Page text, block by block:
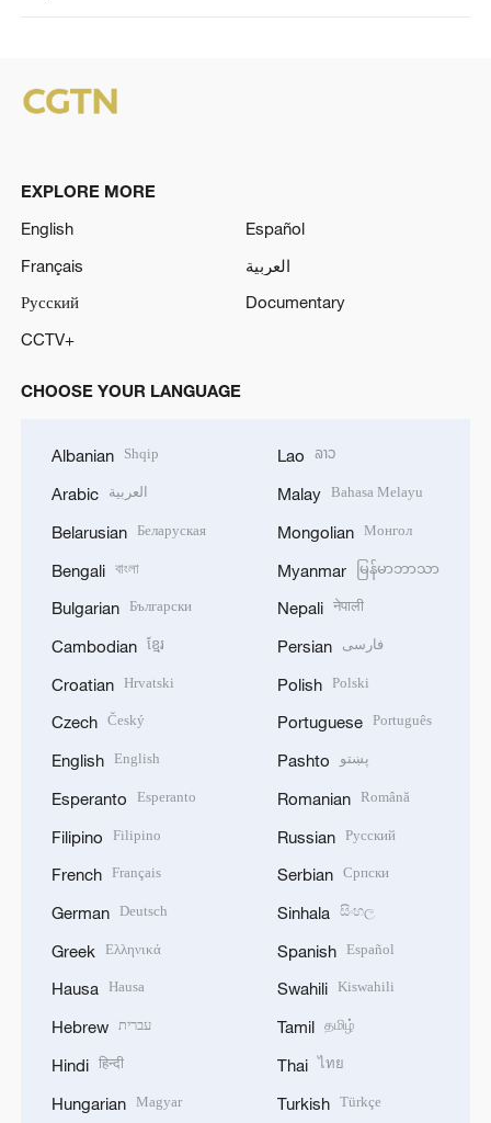
EXPLORE MORE
English
Español
Français
العربية
Русский
Documentary
CCTV+
CHOOSE YOUR LANGUAGE
Albanian Shqip
Arabic العربية
Belarusian Беларуская
Bengali বাংলা
Bulgarian Български
Cambodian ខ្មែរ
Croatian Hrvatski
Czech Český
English English
Esperanto Esperanto
Filipino Filipino
French Français
German Deutsch
Greek Ελληνικά
Hausa Hausa
Hebrew עברית
Hindi हिन्दी
Hungarian Magyar
Lao ລາວ
Malay Bahasa Melayu
Mongolian Монгол
Myanmar မြန်မာဘာသာ
Nepali नेपाली
Persian فارسی
Polish Polski
Portuguese Português
Pashto پښتو
Romanian Română
Russian Русский
Serbian Српски
Sinhala සිංහල
Spanish Español
Swahili Kiswahili
Tamil தமிழ்
Thai ไทย
Turkish Türkçe